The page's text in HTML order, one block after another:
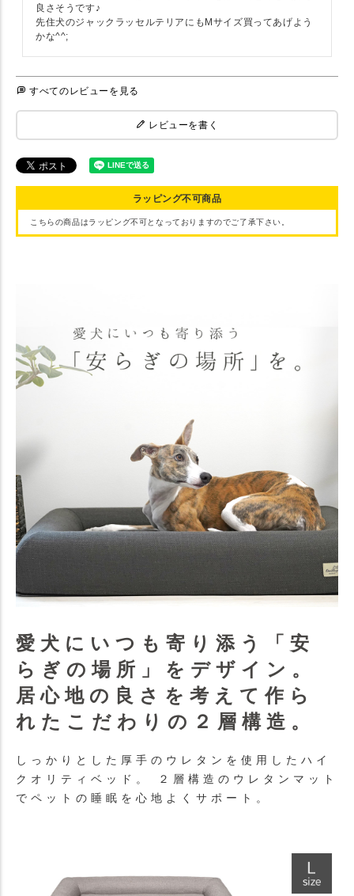
良さそうです♪
先住犬のジャックラッセルテリアにもMサイズ買ってあげよう
かな^^;
すべてのレビューを見る
レビューを書く
ラッピング不可商品
こちらの商品はラッピング不可となっておりますのでご了承下さい。
愛犬にいつも寄り添う「安
らぎの場所」をデザイン。
居心地の良さを考えて作ら
れたこだわりの２層構造。
しっかりとした厚手のウレタンを使用したハイ
クオリティベッド。 ２層構造のウレタンマット
でペットの睡眠を心地よくサポート。